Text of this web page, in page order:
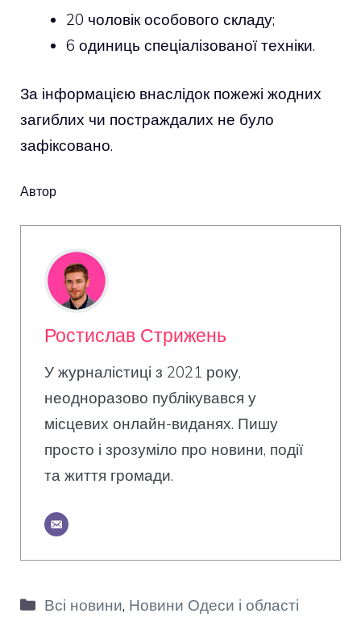
20 чоловік особового складу;
6 одиниць спеціалізованої техніки.
За інформацією внаслідок пожежі жодних
загиблих чи постраждалих не було
зафіксовано.
Автор
Ростислав Стрижень
У журналістиці з 2021 року,
неодноразово публікувався у
місцевих онлайн-виданях. Пишу
просто і зрозуміло про новини, події
та життя громади.
Категорії
Всі новини, Новини Одеси і області